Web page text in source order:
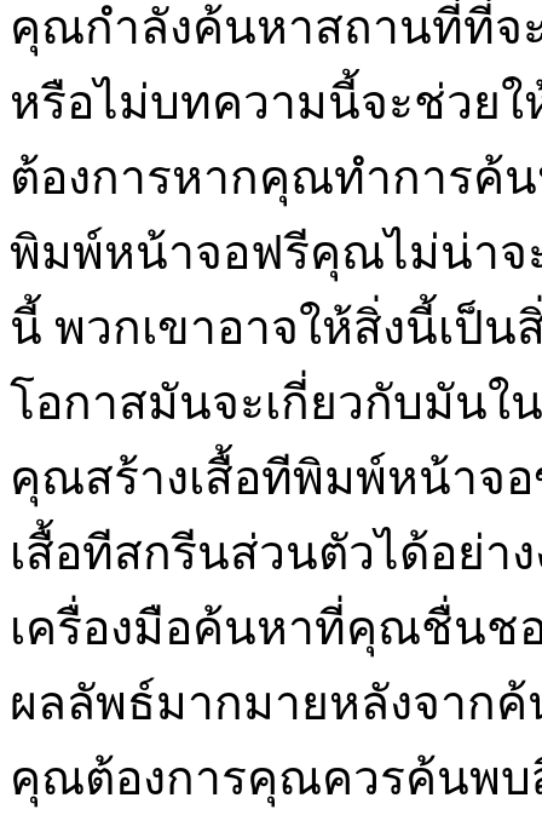
คุณกำลังค้นหาสถานที่ที่จ
หรือไม่บทความนี้จะช่วย
ต้องการหากคุณทำการค้
พิมพ์หน้าจอฟรีคุณไม่น่าจ
นี้ พวกเขาอาจให้สิ่งนี้เป็น
โอกาสมันจะเกี่ยวกับมัน
คุณสร้างเสื้อทีพิมพ์หน้าจ
เสื้อทีสกรีนส่วนตัวได้อย่า
เครื่องมือค้นหาที่คุณชื่นช
ผลลัพธ์มากมายหลังจาก
คุณต้องการคุณควรค้นพบ